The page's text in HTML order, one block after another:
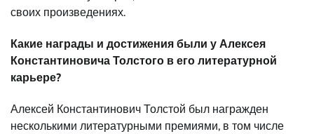
своих произведениях.
Какие награды и достижения были у Алексея
Константиновича Толстого в его литературной
карьере?
Алексей Константинович Толстой был награжден
несколькими литературными премиями, в том числе